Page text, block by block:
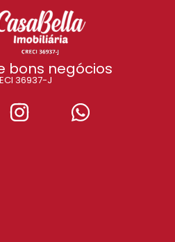
bons negócios
36937-J